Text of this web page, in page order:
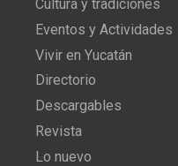
Cultura y tradiciones
Eventos y Actividades
Vivir en Yucatán
Directorio
Descargables
Revista
Lo nuevo